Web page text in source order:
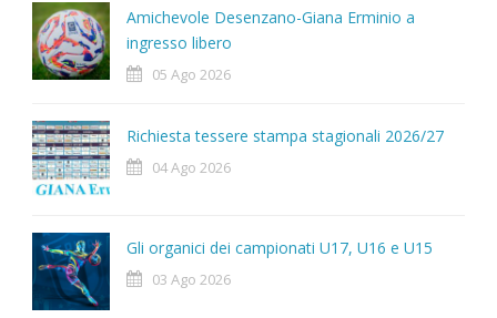
Amichevole Desenzano-Giana Erminio a
ingresso libero
05 Ago 2026
Richiesta tessere stampa stagionali 2026/27
04 Ago 2026
Gli organici dei campionati U17, U16 e U15
03 Ago 2026